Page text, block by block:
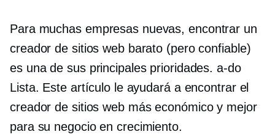
Para muchas empresas nuevas, encontrar un
creador de sitios web barato (pero confiable)
es una de sus principales prioridades.a-do
Lista. Este artículo le ayudará a encontrar el
creador de sitios web más económico y mejor
para su negocio en crecimiento.